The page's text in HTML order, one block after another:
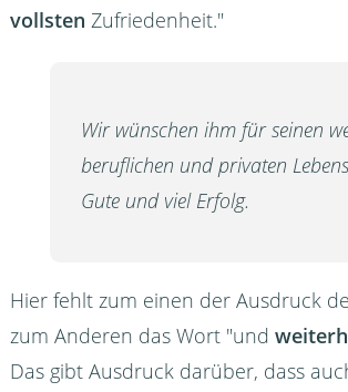
vollsten Zufriedenheit."
Wir wünschen ihm für seinen
beruflichen und privaten
Gute und viel Erfolg.
Hier fehlt zum einen der Ausdruck
zum Anderen das Wort "und
Das gibt Ausdruck darüber, dass